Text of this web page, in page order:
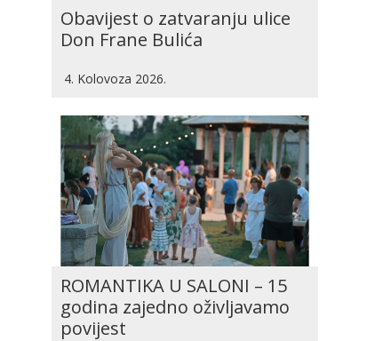
Obavijest o zatvaranju ulice
Don Frane Bulića
4. Kolovoza 2026.
ROMANTIKA U SALONI – 15
godina zajedno oživljavamo
povijest